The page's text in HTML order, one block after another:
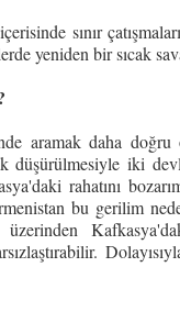
sınır
yeniden bir sıcak
aramak daha
düşürülmesiyle iki
rahatını
bu gerilim